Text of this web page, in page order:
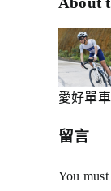
愛好單
留言
You must